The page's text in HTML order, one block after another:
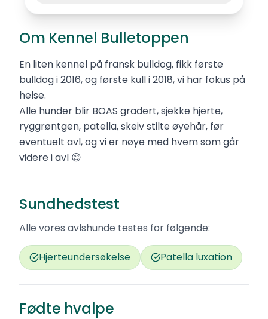
Om Kennel Bulletoppen
En liten kennel på fransk bulldog, fikk første
bulldog i 2016, og første kull i 2018, vi har fokus på
helse.
Alle hunder blir BOAS gradert, sjekke hjerte,
ryggrøntgen, patella, skeiv stilte øyehår, før
eventuelt avl, og vi er nøye med hvem som går
videre i avl 😊
Sundhedstest
Alle vores avlshunde testes for følgende:
Hjerteundersøkelse Patella luxation
Fødte hvalpe